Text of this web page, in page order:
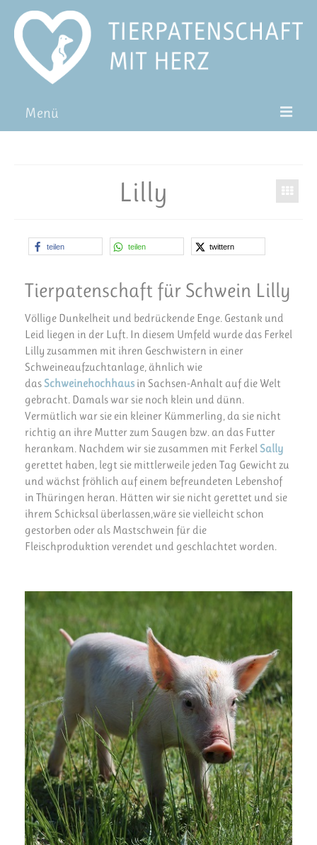
Menü
Blog
Lilly
teilen teilen twittern
Tierpatenschaft für Schwein Lilly
Völlige Dunkelheit und bedrückende Enge. Gestank und
Leid liegen in der Luft. In diesem Umfeld wurde das Ferkel
Lilly zusammen mit ihren Geschwistern in einer
Schweineaufzuchtanlage, ähnlich wie
dasSchweinehochhaus in Sachsen-Anhalt auf die Welt
gebracht. Damals war sie noch klein und dünn.
Vermütlich war sie ein kleiner Kümmerling, da sie nicht
richtig an ihre Mutter zum Saugen bzw. an das Futter
herankam. Nachdem wir sie zusammen mit FerkelSally
gerettet haben, legt sie mittlerweile jeden Tag Gewicht zu
und wächst fröhlich auf einem befreundeten Lebenshof
in Thüringen heran. Hätten wir sie nicht gerettet und sie
ihrem Schicksal überlassen,wäre sie vielleicht schon
gestorben oder als Mastschwein für die
Fleischproduktion verendet und geschlachtet worden.